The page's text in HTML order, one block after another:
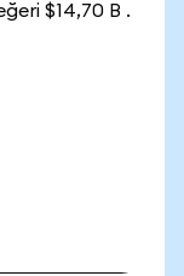
$14,70 B .